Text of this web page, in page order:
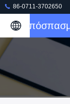
86-0711-3702650